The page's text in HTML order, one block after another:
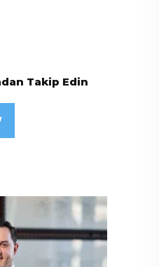
Takip Edin